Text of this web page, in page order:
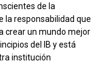
de la
la responsabilidad que
crear un mundo mejor
del IB y está
institución